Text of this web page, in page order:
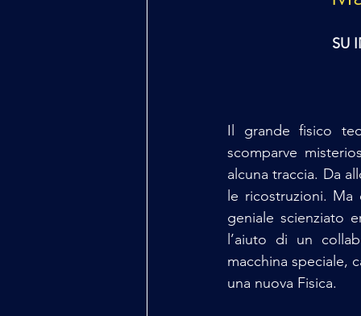
SU
Il grande fisico
scomparve
alcuna traccia. Da
le ricostruzioni. Ma
geniale scienziato
l’aiuto di un
macchina speciale,
una nuova Fisica.